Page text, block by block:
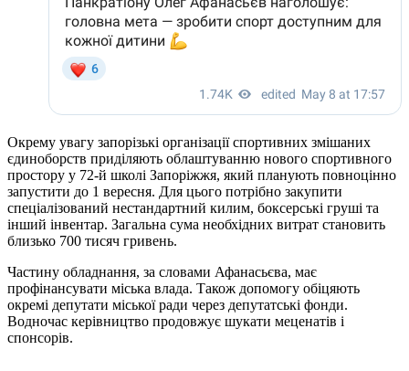
Окрему увагу запорізькі організації спортивних змішаних
єдиноборств приділяють облаштуванню нового спортивного
простору у 72-й школі Запоріжжя, який планують повноцінно
запустити до 1 вересня. Для цього потрібно закупити
спеціалізований нестандартний килим, боксерські груші та
інший інвентар. Загальна сума необхідних витрат становить
близько 700 тисяч гривень.
Частину обладнання, за словами Афанасьєва, має
профінансувати міська влада. Також допомогу обіцяють
окремі депутати міської ради через депутатські фонди.
Водночас керівництво продовжує шукати меценатів і
спонсорів.